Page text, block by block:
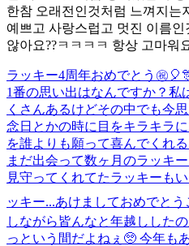
한참 오래전인것처럼 느껴지는
예쁘고 사랑스럽고 멋진 이름인
않아요??ㅋㅋㅋㅋ 항상 고마워
ラッキー4周年おめでとう㊗️
1番の思い出はなんですか？私
くさんあるけどその中でも今
念日とかの時に目をキラキラ
を誰よりも願って喜んでくれ
まだ出会って数ヶ月のラッキ
見守ってくれてたラッキーも
ッキー...あけましておめでと
しながら皆んなと年越しした
っという間だよねぇ🥺 今年も